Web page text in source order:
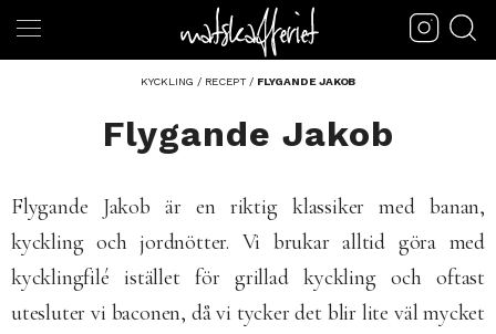
KYCKLING / RECEPT/ FLYGANDE JAKOB
Flygande Jakob
Flygande Jakob är en riktig klassiker med banan,
kyckling och jordnötter. Vi brukar alltid göra med
kycklingfilé istället för grillad kyckling och oftast
utesluter vi baconen, då vi tycker det blir lite väl mycket